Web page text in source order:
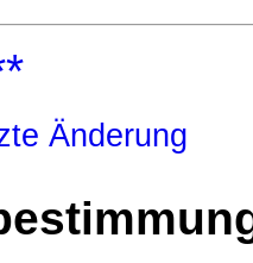
Änderung